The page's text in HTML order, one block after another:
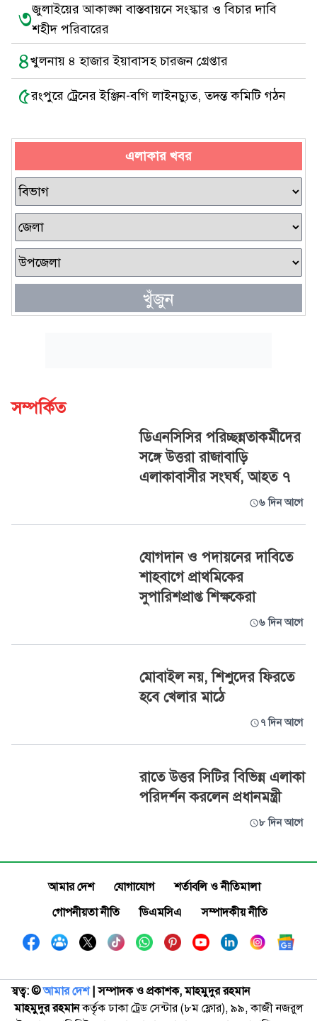
৩জুলাইয়ের আকাঙ্ক্ষা বাস্তবায়নে সংস্কার ও বিচার দাবি
শহীদ পরিবারের
৪খুলনায় ৪ হাজার ইয়াবাসহ চারজন গ্রেপ্তার
৫রংপুরে ট্রেনের ইঞ্জিন-বগি লাইনচ্যুত, তদন্ত কমিটি গঠন
এলাকার খবর
খুঁজুন
সম্পর্কিত
ডিএনসিসির পরিচ্ছন্নতাকর্মীদের
সঙ্গে উত্তরা রাজাবাড়ি
এলাকাবাসীর সংঘর্ষ, আহত ৭
৬ দিন আগে
যোগদান ও পদায়নের দাবিতে
শাহবাগে প্রাথমিকের
সুপারিশপ্রাপ্ত শিক্ষকেরা
৬ দিন আগে
মোবাইল নয়, শিশুদের ফিরতে
হবে খেলার মাঠে
৭ দিন আগে
রাতে উত্তর সিটির বিভিন্ন এলাকা
পরিদর্শন করলেন প্রধানমন্ত্রী
৮ দিন আগে
আমার দেশ যোগাযোগ
শর্তাবলি ও নীতিমালা
গোপনীয়তা নীতি
ডিএমসিএ সম্পাদকীয় নীতি
স্বত্ব: ©️আমার দেশ| সম্পাদক ও প্রকাশক, মাহমুদুর রহমান
মাহমুদুর রহমানকর্তৃক ঢাকা ট্রেড সেন্টার (৮ম ফ্লোর), ৯৯, কাজী নজরুল